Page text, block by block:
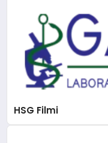
HSG Filmi